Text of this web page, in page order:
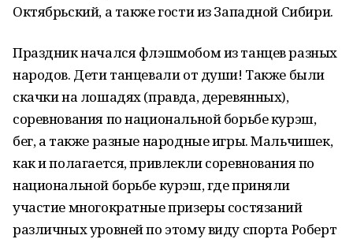
Октябрьский, а также гости из Западной Сибири.
Праздник начался флэшмобом из танцев разных
народов. Дети танцевали от души! Также были
скачки на лошадях (правда, деревянных),
соревнования по национальной борьбе курэш,
бег, а также разные народные игры. Мальчишек,
как и полагается, привлекли соревнования по
национальной борьбе курэш, где приняли
участие многократные призеры состязаний
различных уровней по этому виду спорта Роберт